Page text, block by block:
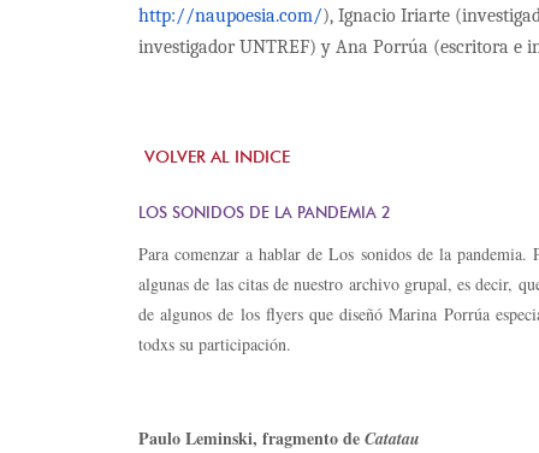
http://naupoesia.com/), Ignacio Iriarte
investigador UNTREF) y Ana Porrúa (escritora e
VOLVER AL INDICE
LOS SONIDOS DE LA PANDEMIA 2
Para comenzar a hablar de Los sonidos de la
algunas de las citas de nuestro archivo grupal, es decir,
de algunos de los flyers que diseñó Marina Porrúa
todxs su participación.
Paulo Leminski, fragmento de Catatau